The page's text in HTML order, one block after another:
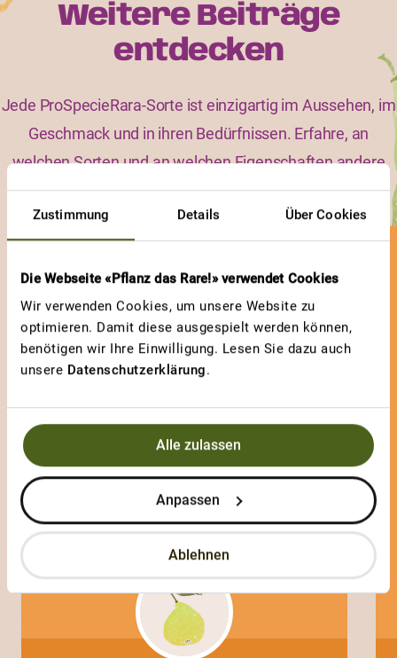
Zustimmung Details Über Cookies
Die Webseite «Pflanz das Rare!» verwendet Cookies
Wir verwenden Cookies, um unsere Website zu
optimieren. Damit diese ausgespielt werden können,
benötigen wir Ihre Einwilligung. Lesen Sie dazu auch
unsere Datenschutzerklärung.
Alle zulassen
Anpassen
Ablehnen
Weitere Beiträge
entdecken
Jede ProSpecieRara-Sorte ist einzigartig im Aussehen, im
Geschmack und in ihren Bedürfnissen. Erfahre, an
welchen Sorten und an welchen Eigenschaften andere
Gärtnerinnen und Gärtner besonders viel Freude haben.
Phänomenal